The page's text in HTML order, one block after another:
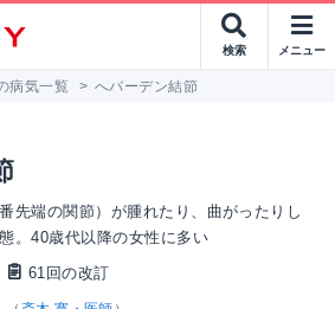
検索 メニュー
病気一覧 > へバーデン結節
先端の関節）が腫れたり、曲がったりし
。40歳代以降の女性に多い
61回の改訂